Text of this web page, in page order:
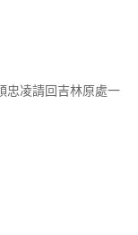
忠凌請回吉林原處一